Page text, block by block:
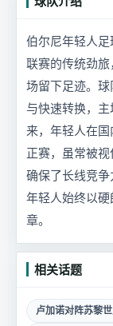
伯尔尼年轻人
联赛的传统劲
场留下足迹。
与快速转换，
来，年轻人在
正赛，虽常被
确保了长线竞
年轻人始终以
章。
相关话题
卢加诺对阵苏黎